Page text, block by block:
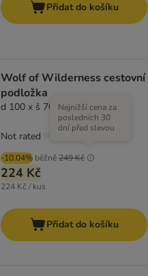
Přidat do košíku
Wolf of Wilderness cestovní
podložka
d 100 x š 70 cm
-10.04% běžně249 Kč
Nejnižší cena za
posledních 30
dní před slevou
224 Kč
224 Kč / kus
Not rated
Přidat do košíku